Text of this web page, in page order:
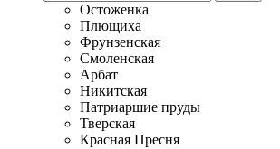
Остоженка
Плющиха
Фрунзенская
Смоленская
Арбат
Никитская
Патриаршие пруды
Тверская
Красная Пресня